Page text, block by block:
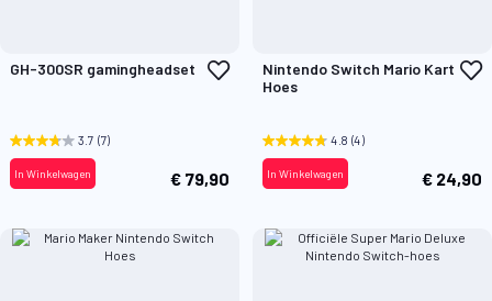
GH-300SR gamingheadset
Voeg
3.7 (7)
€ 79,90
In Winkelwagen
Nintendo Switch Mario Kart
Hoes
4.8 (4)
€ 24,90
In Winkelwagen